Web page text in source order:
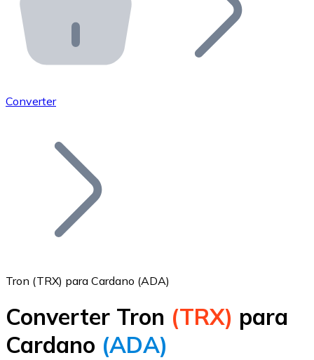
API Bitnovo
Integre nossa API no seu ecossistema.
Junte-se à nossa rede de revendedores e comercialize
Adicione o token do seu projeto ao nosso serviço de
Bitcoin
BTC
Converter
Tron (TRX) para Cardano (ADA)
Converter Tron (TRX) para
Cardano (ADA)